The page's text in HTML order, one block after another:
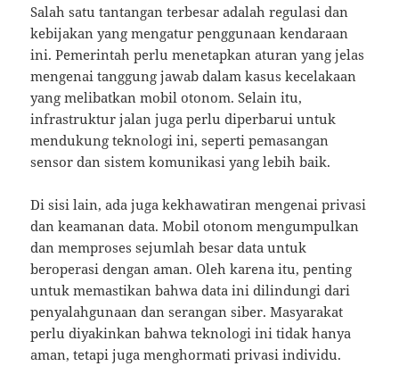
Salah satu tantangan terbesar adalah regulasi dan
kebijakan yang mengatur penggunaan kendaraan
ini. Pemerintah perlu menetapkan aturan yang jelas
mengenai tanggung jawab dalam kasus kecelakaan
yang melibatkan mobil otonom. Selain itu,
infrastruktur jalan juga perlu diperbarui untuk
mendukung teknologi ini, seperti pemasangan
sensor dan sistem komunikasi yang lebih baik.
Di sisi lain, ada juga kekhawatiran mengenai privasi
dan keamanan data. Mobil otonom mengumpulkan
dan memproses sejumlah besar data untuk
beroperasi dengan aman. Oleh karena itu, penting
untuk memastikan bahwa data ini dilindungi dari
penyalahgunaan dan serangan siber. Masyarakat
perlu diyakinkan bahwa teknologi ini tidak hanya
aman, tetapi juga menghormati privasi individu.